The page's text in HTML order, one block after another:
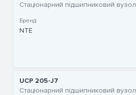
Стаціонарний підшипниковий вузол
Бренд:
NTE
UCP 205-J7
Стаціонарний підшипниковий вузол